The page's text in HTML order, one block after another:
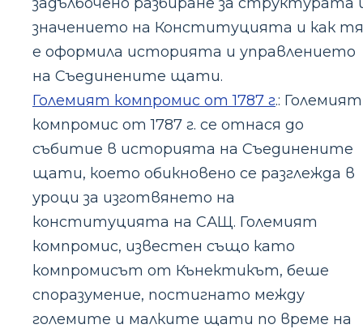
значението на Конституцията и как тя
е оформила историята и управлението
на Съединените щати.
Големият компромис от 1787 г.: Големият
компромис от 1787 г. се отнася до
събитие в историята на Съединените
щати, което обикновено се разглежда в
уроци за изготвянето на
конституцията на САЩ. Големият
компромис, известен също като
компромисът от Кънектикът, беше
споразумение, постигнато между
големите и малките щати по време на